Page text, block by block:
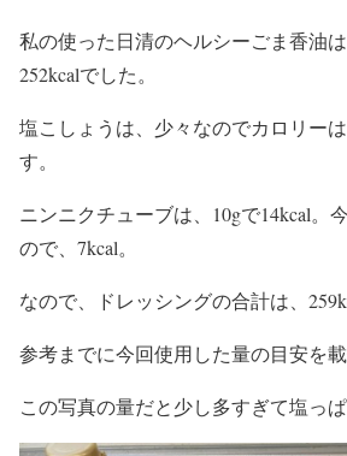
私の使った日清のヘルシーごま香油
252kcalでした。
塩こしょうは、少々なのでカロリー
す。
ニンニクチューブは、10gで14kcal。
ので、 7kcal。
なので、 ドレッシングの合計は、
参考までに今回使用した量の目安を載
この写真の量だと少し多すぎて塩っ